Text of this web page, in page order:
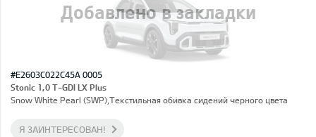
Добавлено в закладки
#E2603C022C45A 0005
Stonic 1,0 T-GDI LX Plus
Snow White Pearl (SWP),Текстильная обивка сидений черного цвета
Я ЗАИНТЕРЕСОВАН!